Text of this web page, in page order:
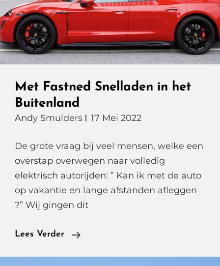
Met Fastned Snelladen in het
Buitenland
Andy Smulders 17 Mei 2022
De grote vraag bij veel mensen, welke een
overstap overwegen naar volledig
elektrisch autorijden: ” Kan ik met de auto
op vakantie en lange afstanden afleggen
?” Wij gingen dit
Lees Verder
Met